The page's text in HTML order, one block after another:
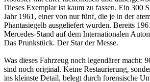
Dieses Exemplar ist kaum zu fassen. Ein 300
Jahr 1961, einer von nur fünf, die je in der
Phantasiegelb ausgeliefert wurden. Bereits
Mercedes-Stand auf dem Internationalen
Das Prunkstück. Der Star der Messe.
Was dieses Fahrzeug noch legendärer macht:
sind noch original. Keine Restaurierung,
ins kleinste Detail, belegt durch forensische